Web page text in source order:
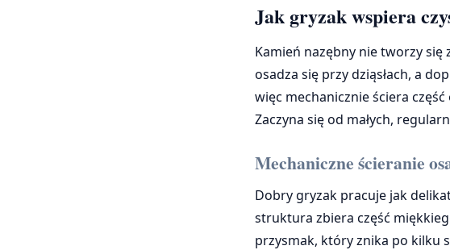
Jak gryzak wspiera
Kamień nazębny nie tworzy się
osadza się przy dziąsłach, a
więc mechanicznie ściera część
Zaczyna się od małych,
Mechaniczne ścieranie
Dobry gryzak pracuje jak
struktura zbiera część
przysmak, który znika po kilku